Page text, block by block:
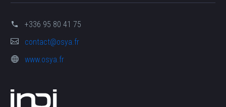
+336 95 80 41 75
contact@osya.fr
www.osya.fr